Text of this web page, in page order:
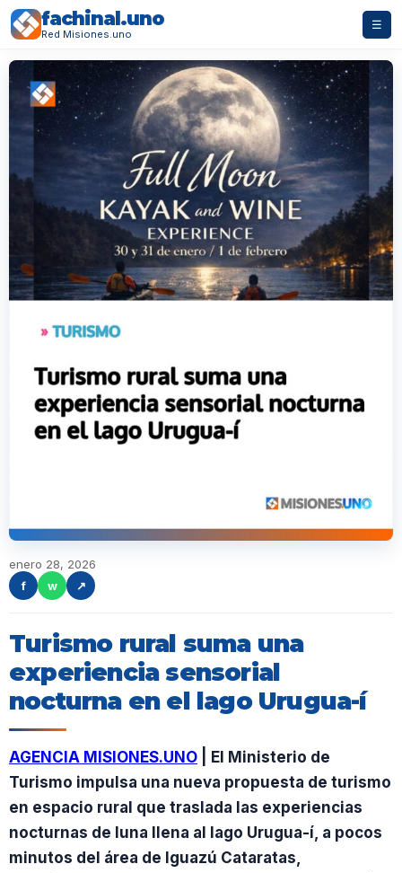
fachinal.uno
Red Misiones.uno
☰
enero 28, 2026
f
w ↗
Turismo rural suma una
experiencia sensorial
nocturna en el lago Urugua-í
AGENCIA MISIONES.UNO | El Ministerio de
Turismo impulsa una nueva propuesta de turismo
en espacio rural que traslada las experiencias
nocturnas de luna llena al lago Urugua-í, a pocos
minutos del área de Iguazú Cataratas,